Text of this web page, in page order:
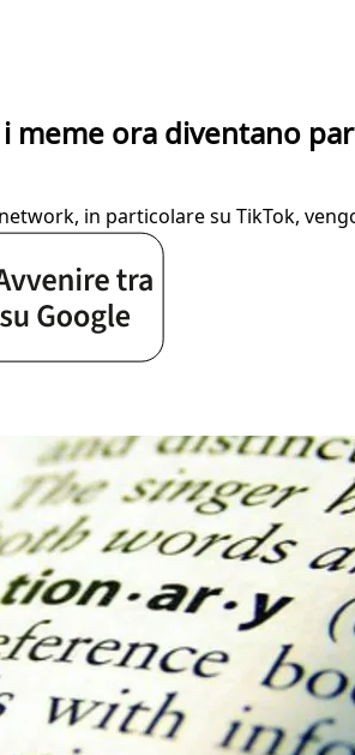
i meme ora diventano
in particolare su TikTok,